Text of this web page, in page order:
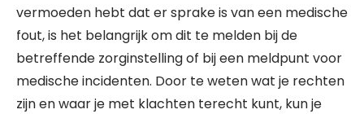
vermoeden hebt dat er sprake is van een medische
fout, is het belangrijk om dit te melden bij de
betreffende zorginstelling of bij een meldpunt voor
medische incidenten. Door te weten wat je rechten
zijn en waar je met klachten terecht kunt, kun je